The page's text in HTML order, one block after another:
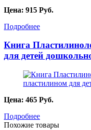
Цена: 915 Руб.
Подробнее
Книга
для детей
Цена: 465 Руб.
Подробнее
Похожие товары